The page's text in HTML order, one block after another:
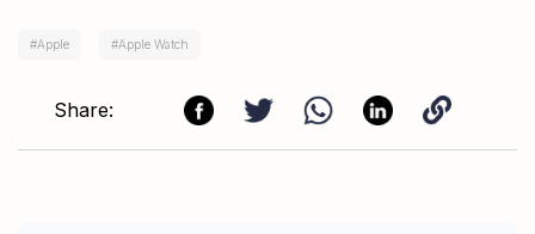
#Apple #Apple Watch
Share: